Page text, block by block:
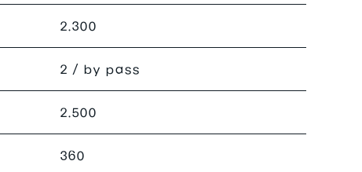
2.300
2 / by pass
2.500
360